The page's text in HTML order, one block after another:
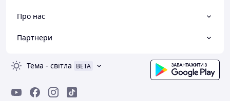
Про нас
Партнери
Тема - світла BETA